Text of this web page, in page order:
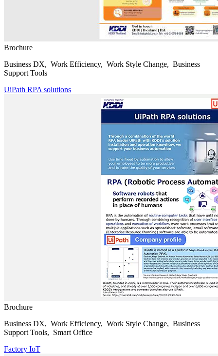
Brochure
Business DX, Work Efficiency, Work Style Change, Business
Support Tools
UiPath RPA solutions
Brochure
Business DX, Work Efficiency, Work Style Change, Business
Support Tools, Smart Office
Factory IoT